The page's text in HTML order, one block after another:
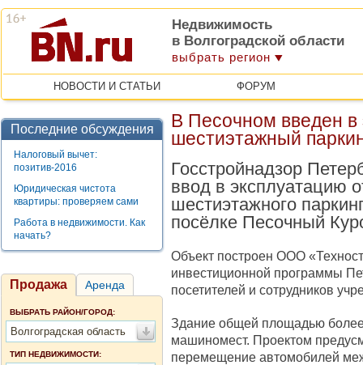
Недвижимость
в Волгоградской области
выбрать регион
НОВОСТИ И СТАТЬИ ФОРУМ
Последние обсуждения
Налоговый вычет:
позитив-2016
Юридическая чистота
квартиры: проверяем сами
Работа в недвижимости. Как
начать?
Продажа Аренда
ВЫБРАТЬ РАЙОН/ГОРОД:
Волгоградская область
ТИП НЕДВИЖИМОСТИ:
В Песочном введен в
шестиэтажный
Госстройнадзор
ввод в эксплуатацию
шестиэтажного
посёлке Песочный
Объект построен ООО
инвестиционной программы
посетителей и сотрудников
Здание общей площадью
машиномест. Проектом
перемещение автомобилей